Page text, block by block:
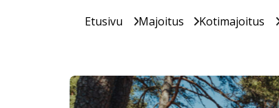
Etusivu Majoitus Kotimajoitus